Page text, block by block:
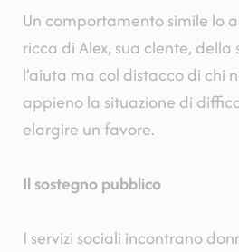
Un comportamento simile lo
ricca di Alex, sua clente, della
l’aiuta ma col distacco di chi
appieno la situazione di
elargire un favore.
Il sostegno pubblico
I servizi sociali incontrano